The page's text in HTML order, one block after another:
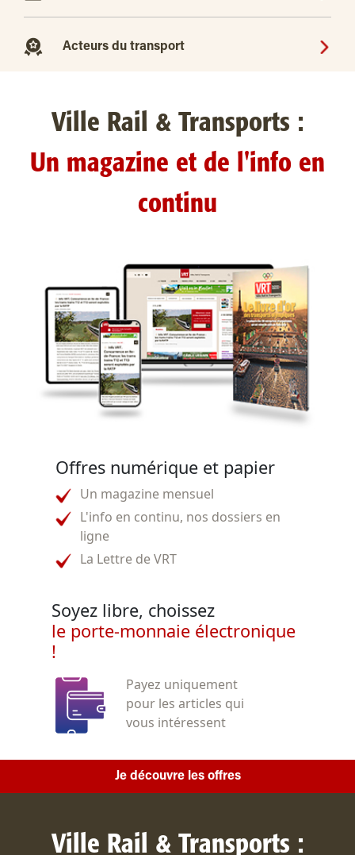
Acteurs du transport
Ville Rail & Transports :
Un magazine et de l'info en
continu
Offres numérique et papier
Un magazine mensuel
L'info en continu, nos dossiers en
ligne
La Lettre de VRT
Soyez libre, choissez
le porte-monnaie électronique
!
Payez uniquement
pour les articles qui
vous intéressent
Je découvre les offres
Ville Rail & Transports :